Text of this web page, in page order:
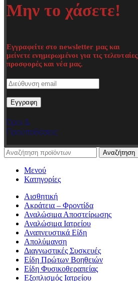
Μην το χάσετε!
Εγγραφείτε στο newsletter μας και
μείνετε ενημερωμένοι για τις τελευταίες
προσφορές και νέα μας.
Όροι &
Προϋποθέσεις
Αναζήτηση
Μενού
Κατηγορίες
Αισθητική
Ακράτεια – Φροντίδα
Αναλώσιμα Αποστείρωσης
Αναλώσιμα Ιατρείου
Αναπνευστικά Είδη
Απολύμανση
Διαγνωστικές Συσκευές
Είδη Πρώτων Βοηθειών
Είδη Φυσικοθεραπείας
Εξοπλισμός Ιατρείου